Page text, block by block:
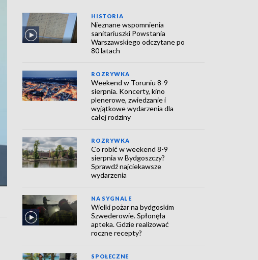
HISTORIA
Nieznane wspomnienia
sanitariuszki Powstania
Warszawskiego odczytane po
80 latach
ROZRYWKA
Weekend w Toruniu 8-9
sierpnia. Koncerty, kino
plenerowe, zwiedzanie i
wyjątkowe wydarzenia dla
całej rodziny
ROZRYWKA
Co robić w weekend 8-9
sierpnia w Bydgoszczy?
Sprawdź najciekawsze
wydarzenia
NA SYGNALE
Wielki pożar na bydgoskim
Szwederowie. Spłonęła
apteka. Gdzie realizować
roczne recepty?
SPOŁECZNE